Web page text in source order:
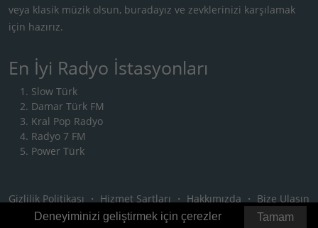
veya klasik müzik olsun, buradayız ve zevklerinizi karşılamak
için hazırız.
En İyi Radyo İstasyonları
Slow Türk
Damar Türk FM
Kral Pop Radyo
Radyo 7 FM
Power Türk
Gizlilik Politikası ・ Hizmet Şartları ・ Hakkımızda ・ Bize Ulaşın
Tamam
Deneyiminizi geliştirmek için çerezler